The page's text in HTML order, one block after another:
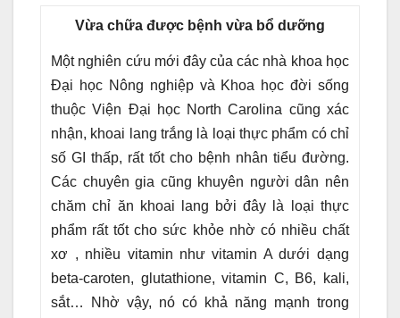
Vừa chữa được bệnh vừa bổ dưỡng
Một nghiên cứu mới đây của các nhà khoa học
Đại học Nông nghiệp và Khoa học đời sống
thuộc Viện Đại học North Carolina cũng xác
nhận, khoai lang trắng là loại thực phẩm có chỉ
số GI thấp, rất tốt cho bệnh nhân tiểu đường.
Các chuyên gia cũng khuyên người dân nên
chăm chỉ ăn khoai lang bởi đây là loại thực
phẩm rất tốt cho sức khỏe nhờ có nhiều chất
xơ , nhiều vitamin như vitamin A dưới dạng
beta-caroten, glutathione, vitamin C, B6, kali,
sắt… Nhờ vậy, nó có khả năng mạnh trong